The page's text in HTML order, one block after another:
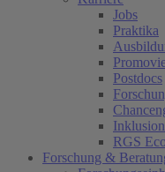
Jobs
Praktika
Postdocs
Inklusion
RGS
Forschung &